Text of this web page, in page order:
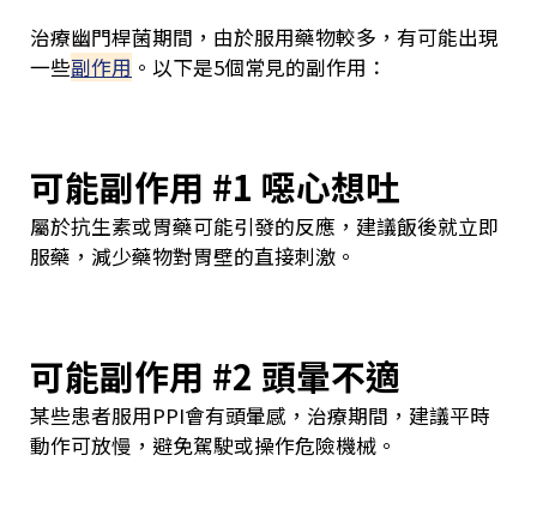
治療幽門桿菌期間，由於服用藥物較多，有可能出現
一些副作用 。以下是5個常見的副作用：
可能副作用 #1 噁心想吐
屬於抗生素或胃藥可能引發的反應，建議飯後就立即
服藥，減少藥物對胃壁的直接刺激。
可能副作用 #2 頭暈不適
某些患者服用PPI會有頭暈感，治療期間，建議平時
動作可放慢，避免駕駛或操作危險機械。